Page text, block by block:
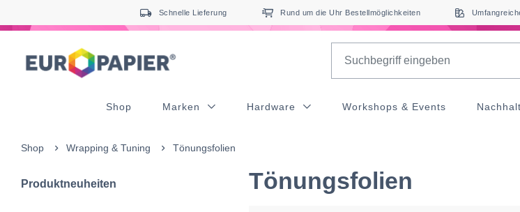
Schnelle Lieferung Rund um die Uhr Bestellmöglichkeiten
Shop Marken Hardware Workshops & Events
Shop Wrapping & Tuning Tönungsfolien
Produktneuheiten Tönungsfolien